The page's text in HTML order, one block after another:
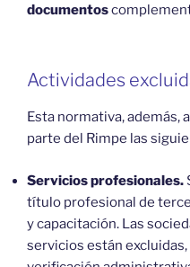
documentos
Actividades
Esta normativa, además,
parte del Rimpe las
Servicios profesionales.
título profesional de
y capacitación. Las
servicios están